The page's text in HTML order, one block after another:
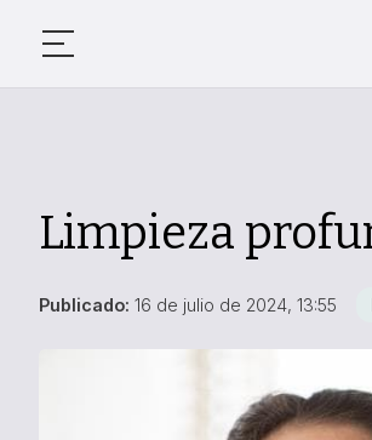
Limpieza
Publicado: 16 de julio de 2024, 13:55